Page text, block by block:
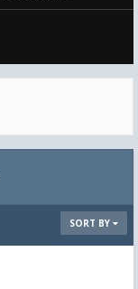
SORT BY